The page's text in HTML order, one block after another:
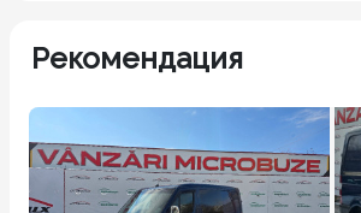
Рекомендация